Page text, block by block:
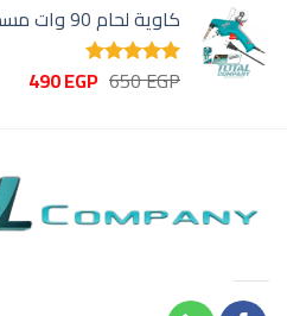
هو:
450 EGP.
هو: كاوية لحام 90 وات مسدس - TET160732
تم التقييم
650EGP السعر490EGP السعر